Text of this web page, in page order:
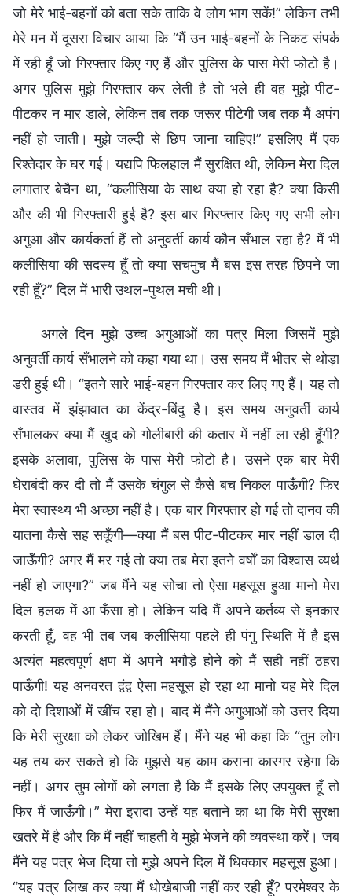
जो मेरे भाई-बहनों को बता सके ताकि वे लोग भाग सकें!” लेकिन तभी
मेरे मन में दूसरा विचार आया कि “मैं उन भाई-बहनों के निकट संपर्क
में रही हूँ जो गिरफ्तार किए गए हैं और पुलिस के पास मेरी फोटो है।
अगर पुलिस मुझे गिरफ्तार कर लेती है तो भले ही वह मुझे पीट-
पीटकर न मार डाले, लेकिन तब तक जरूर पीटेगी जब तक मैं अपंग
नहीं हो जाती। मुझे जल्दी से छिप जाना चाहिए!” इसलिए मैं एक
रिश्तेदार के घर गई। यद्यपि फिलहाल मैं सुरक्षित थी, लेकिन मेरा दिल
लगातार बेचैन था, “कलीसिया के साथ क्या हो रहा है? क्या किसी
और की भी गिरफ्तारी हुई है? इस बार गिरफ्तार किए गए सभी लोग
अगुआ और कार्यकर्ता हैं तो अनुवर्ती कार्य कौन सँभाल रहा है? मैं भी
कलीसिया की सदस्य हूँ तो क्या सचमुच मैं बस इस तरह छिपने जा
रही हूँ?” दिल में भारी उथल-पुथल मची थी।
अगले दिन मुझे उच्च अगुआओं का पत्र मिला जिसमें मुझे
अनुवर्ती कार्य सँभालने को कहा गया था। उस समय मैं भीतर से थोड़ा
डरी हुई थी। “इतने सारे भाई-बहन गिरफ्तार कर लिए गए हैं। यह तो
वास्तव में झंझावात का केंद्र-बिंदु है। इस समय अनुवर्ती कार्य
सँभालकर क्या मैं खुद को गोलीबारी की कतार में नहीं ला रही हूँगी?
इसके अलावा, पुलिस के पास मेरी फोटो है। उसने एक बार मेरी
घेराबंदी कर दी तो मैं उसके चंगुल से कैसे बच निकल पाऊँगी? फिर
मेरा स्वास्थ्य भी अच्छा नहीं है। एक बार गिरफ्तार हो गई तो दानव की
यातना कैसे सह सकूँगी—क्या मैं बस पीट-पीटकर मार नहीं डाल दी
जाऊँगी? अगर मैं मर गई तो क्या तब मेरा इतने वर्षों का विश्वास व्यर्थ
नहीं हो जाएगा?” जब मैंने यह सोचा तो ऐसा महसूस हुआ मानो मेरा
दिल हलक में आ फँसा हो। लेकिन यदि मैं अपने कर्तव्य से इनकार
करती हूँ, वह भी तब जब कलीसिया पहले ही पंगु स्थिति में है इस
अत्यंत महत्वपूर्ण क्षण में अपने भगौड़े होने को मैं सही नहीं ठहरा
पाऊँगी! यह अनवरत द्वंद्व ऐसा महसूस हो रहा था मानो यह मेरे दिल
को दो दिशाओं में खींच रहा हो। बाद में मैंने अगुआओं को उत्तर दिया
कि मेरी सुरक्षा को लेकर जोखिम हैं। मैंने यह भी कहा कि “तुम लोग
यह तय कर सकते हो कि मुझसे यह काम कराना कारगर रहेगा कि
नहीं। अगर तुम लोगों को लगता है कि मैं इसके लिए उपयुक्त हूँ तो
फिर मैं जाऊँगी।” मेरा इरादा उन्हें यह बताने का था कि मेरी सुरक्षा
खतरे में है और कि मैं नहीं चाहती वे मुझे भेजने की व्यवस्था करें। जब
मैंने यह पत्र भेज दिया तो मुझे अपने दिल में धिक्कार महसूस हुआ।
“यह पत्र लिख कर क्या मैं धोखेबाजी नहीं कर रही हूँ? परमेश्वर के